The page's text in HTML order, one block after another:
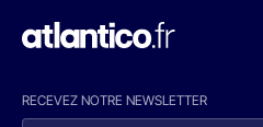
RECEVEZ NOTRE NEWSLETTER